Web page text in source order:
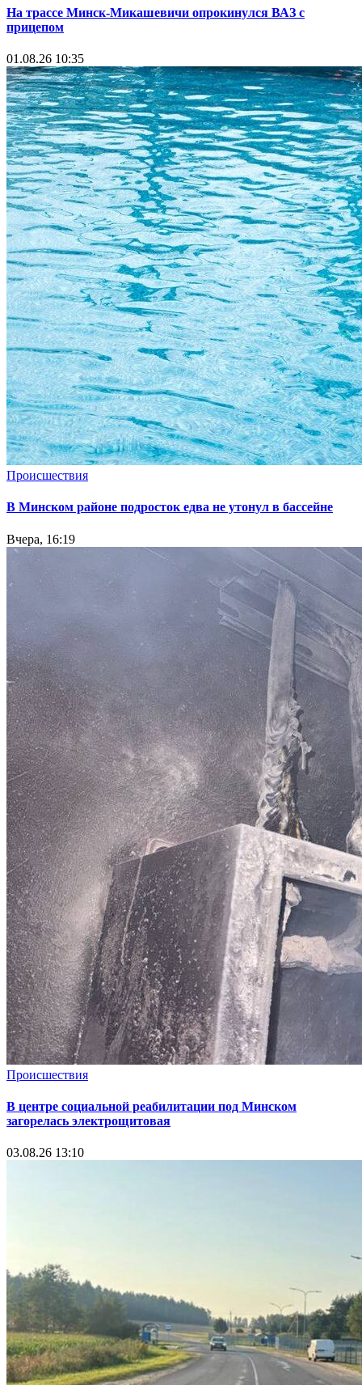
На трассе Минск-Микашевичи опрокинулся ВАЗ с
прицепом
01.08.26 10:35
Происшествия
В Минском районе подросток едва не утонул в бассейне
Вчера, 16:19
Происшествия
В центре социальной реабилитации под Минском
загорелась электрощитовая
03.08.26 13:10